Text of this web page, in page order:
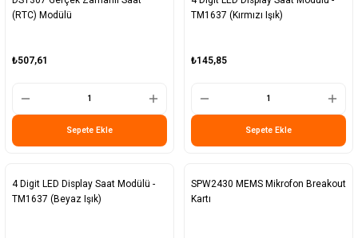
(RTC) Modülü
₺507,61
Sepete Ekle
TM1637 (Kırmızı Işık)
₺145,85
Sepete Ekle
4 Digit LED Display Saat Modülü -
TM1637 (Beyaz Işık)
SPW2430 MEMS Mikrofon Breakout
Kartı